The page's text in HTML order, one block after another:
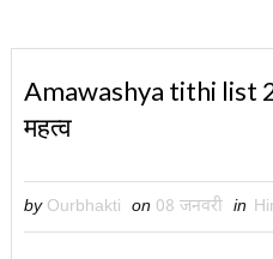
Amawashya tithi list
महत्व
by Ourbhakti on 08 जनवरी in